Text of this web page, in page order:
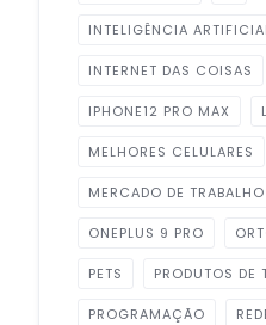
INTELIGÊNCIA
INTERNET DAS COISAS
IPHONE12 PRO MAX
MELHORES CELULARES
MERCADO DE TRABALHO
ONEPLUS 9 PRO
PETS PRODUTOS DE
PROGRAMAÇÃO